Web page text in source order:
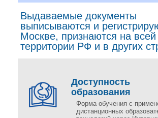
Выдаваемые документы
выписываются и
Москве, признаются на всей
территории РФ и в других
Доступность
образования
Форма обучения с
дистанционных